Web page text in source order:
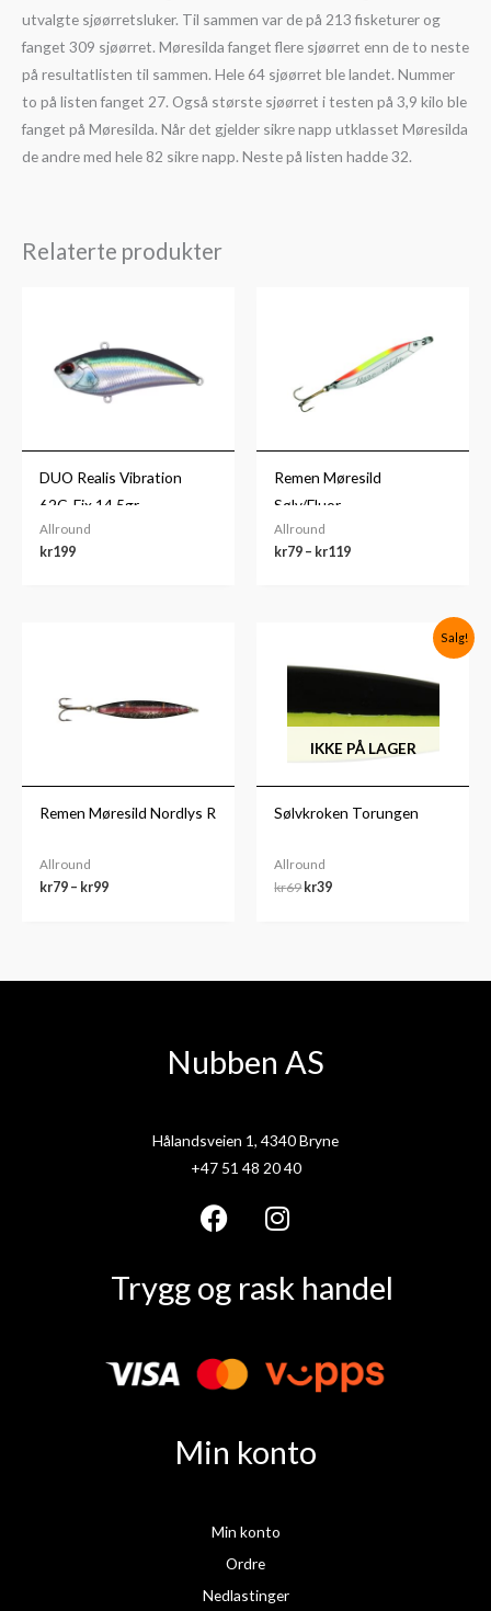
utvalgte sjøørretsluker. Til sammen var de på 213 fisketurer og
fanget 309 sjøørret. Møresilda fanget flere sjøørret enn de to neste
på resultatlisten til sammen. Hele 64 sjøørret ble landet. Nummer
to på listen fanget 27. Også største sjøørret i testen på 3,9 kilo ble
fanget på Møresilda. Når det gjelder sikre napp utklasset Møresilda
de andre med hele 82 sikre napp. Neste på listen hadde 32.
Relaterte produkter
DUO Realis Vibration
62G-Fix 14,5gr
Allround
kr199
Remen Møresild
Sølv/Fluor
Allround
kr79 – kr119
kr119
Remen Møresild Nordlys R
Allround
kr79 – kr99
Salg!
IKKE PÅ LAGER
Sølvkroken Torungen
Allround
kr69
var:
kr39
er:
Nubben AS
Hålandsveien 1, 4340 Bryne
+47 51 48 20 40
F
c
b
o
I
n
s
g
m
Trygg og rask handel
Min konto
Min konto
Ordre
Nedlastinger